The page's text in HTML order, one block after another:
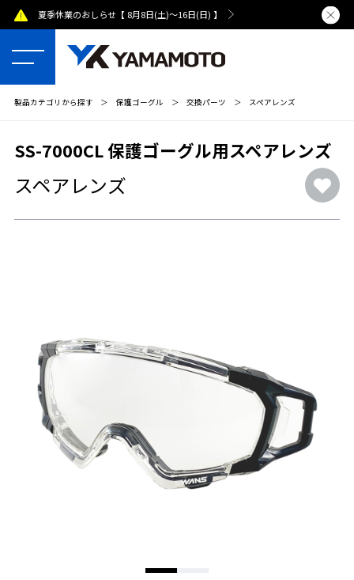
夏季休業のおしらせ【 8月8日(土)～16日(日) 】 熊本県で
製品カテゴリから探す ＞ 保護ゴーグル ＞ 交換パーツ ＞ スペアレンズ
SS-7000CL 保護ゴーグル用スペアレンズ
スペアレンズ